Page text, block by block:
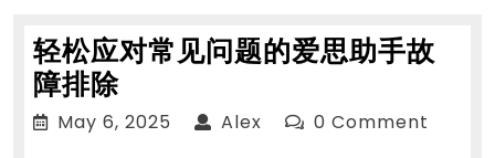
轻松应对常见问题的爱思助手故
障排除轻
松
May 6, 2025 May Alex Alex 0 Comment